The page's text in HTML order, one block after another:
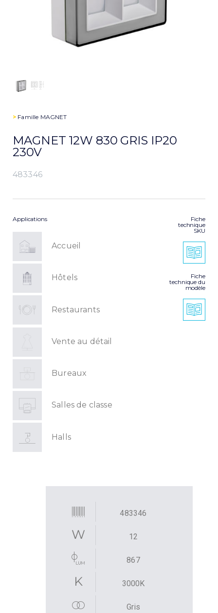
> Famille MAGNET
MAGNET 12W 830 GRIS IP20
230V
483346
Applications
Accueil
Hôtels
Restaurants
Vente au détail
Bureaux
Salles de classe
Halls
Fiche
technique
SKU
Fiche
technique du
modèle
483346
12
867
3000K
Gris